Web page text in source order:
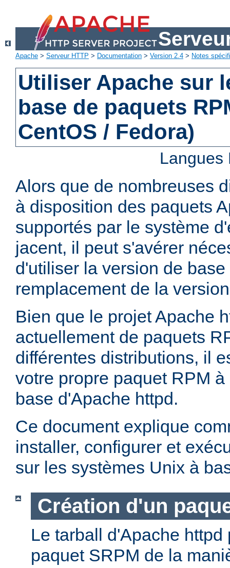
Apache > Serveur HTTP > Documentation > Version 2.4 > Notes
Utiliser Apache sur
base de paquets
CentOS / Fedora)
Alors que de nombreuses
à disposition des paquets
supportés par le système
jacent, il peut s'avérer
d'utiliser la version de
remplacement de la
Bien que le projet Apache
actuellement de paquets
différentes distributions, il
votre propre paquet RPM
base d'Apache httpd.
Ce document explique
installer, configurer et
sur les systèmes Unix à
Création d'un
Le tarball d'Apache
paquet SRPM de la